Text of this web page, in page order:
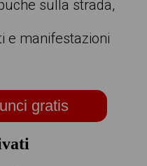
sulla strada,
e manifestazioni
gratis